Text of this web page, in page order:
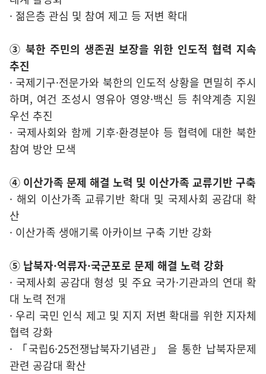
· 젊은층 관심 및 참여 제고 등 저변 확대
③ 북한 주민의 생존권 보장을 위한 인도적 협력 지속
추진
· 국제기구·전문가와 북한의 인도적 상황을 면밀히 주시
하며, 여건 조성시 영유아 영양·백신 등 취약계층 지원
우선 추진
· 국제사회와 함께 기후·환경분야 등 협력에 대한 북한
참여 방안 모색
④ 이산가족 문제 해결 노력 및 이산가족 교류기반 구축
· 해외 이산가족 교류기반 확대 및 국제사회 공감대 확
산
· 이산가족 생애기록 아카이브 구축 기반 강화
⑤ 납북자·억류자·국군포로 문제 해결 노력 강화
· 국제사회 공감대 형성 및 주요 국가·기관과의 연대 확
대 노력 전개
· 우리 국민 인식 제고 및 지지 저변 확대를 위한 지자체
협력 강화
· 「국립6·25전쟁납북자기념관」 을 통한 납북자문제
관련 공감대 확산